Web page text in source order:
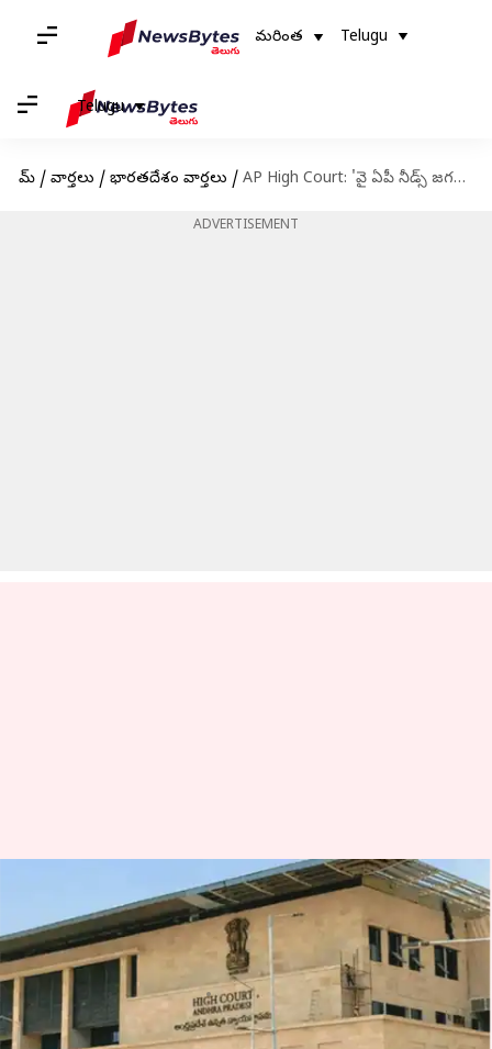
మరింత Telugu
Telugu
హోమ్ / వార్తలు / భారతదేశం వార్తలు / AP High Court: 'వై ఏపీ నీడ్స్ జగన్' వివాదం.. సజ్జల, సీఎస్‌కు ఏపీ హైకోర్టు నోటీసులు
ADVERTISEMENT
AP High Court: 'వై ఏపీ నీడ్స్ జగన్'
వివాదం.. సజ్జల, సీఎస్‌కు ఏపీ
హైకోర్టు నోటీసులు
Stalin Nov 29, 2023 04:12 pm